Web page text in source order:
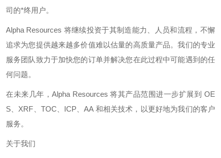
司的*终用户。
Alpha Resources 将继续投资于其制造能力、人员和流程，不懈
追求为您提供越来越多价值难以估量的高质量产品。我们的专业
服务团队致力于加快您的订单并解决您在此过程中可能遇到的任
何问题。
在未来几年，Alpha Resources将其产品范围进一步扩展到OE
S
XRF TOC ICP 、AA 和相关技术，以更好地为我们的客户
服务。
关于我们